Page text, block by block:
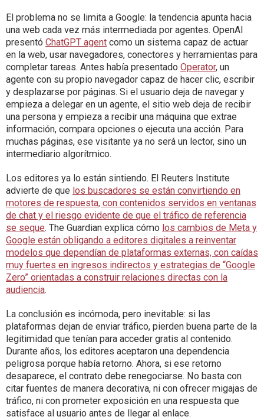
El problema no se limita a Google: la tendencia apunta hacia
una web cada vez más intermediada por agentes. OpenAI
presentó ChatGPT agent como un sistema capaz de actuar
en la web, usar navegadores, conectores y herramientas para
completar tareas. Antes había presentado Operator, un
agente con su propio navegador capaz de hacer clic, escribir
y desplazarse por páginas. Si el usuario deja de navegar y
empieza a delegar en un agente, el sitio web deja de recibir
una persona y empieza a recibir una máquina que extrae
información, compara opciones o ejecuta una acción. Para
muchas páginas, ese visitante ya no será un lector, sino un
intermediario algorítmico.
Los editores ya lo están sintiendo. El Reuters Institute
advierte de que los buscadores se están convirtiendo en
motores de respuesta, con contenidos servidos en ventanas
de chat y el riesgo evidente de que el tráfico de referencia
se seque. The Guardian explica cómo los cambios de Meta y
Google están obligando a editores digitales a reinventar
modelos que dependían de plataformas externas, con caídas
muy fuertes en ingresos indirectos y estrategias de “Google
Zero” orientadas a construir relaciones directas con la
audiencia.
La conclusión es incómoda, pero inevitable: si las
plataformas dejan de enviar tráfico, pierden buena parte de la
legitimidad que tenían para acceder gratis al contenido.
Durante años, los editores aceptaron una dependencia
peligrosa porque había retorno. Ahora, si ese retorno
desaparece, el contrato debe renegociarse. No basta con
citar fuentes de manera decorativa, ni con ofrecer migajas de
tráfico, ni con prometer exposición en una respuesta que
satisface al usuario antes de llegar al enlace.